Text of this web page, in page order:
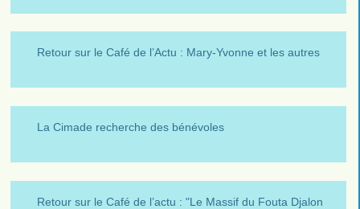
Retour sur le Café de l’Actu : Mary-Yvonne et les autres
La Cimade recherche des bénévoles
Retour sur le Café de l’actu : "Le Massif du Fouta Djalon